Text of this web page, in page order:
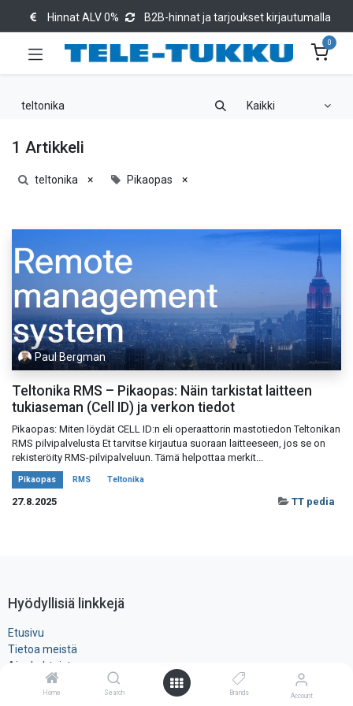
Home Search Brands Account
Hinnat ALV 0% B2B-hinnat ja tarjoukset kirjautumalla
0
Kaikki
1 Artikkeli
teltonika × Pikaopas ×
Paul Bergman
Teltonika RMS – Pikaopas: Näin tarkistat laitteen
tukiaseman (Cell ID) ja verkon tiedot
Pikaopas: Miten löydät CELL ID:n eli operaattorin mastotiedon Teltonikan
RMS pilvipalvelusta Et tarvitse kirjautua suoraan laitteeseen, jos se on
rekisteröity RMS-pilvipalveluun. Tämä helpottaa merkit...
Pikaopas RMS Teltonika
27.8.2025 TT pedia
Hyödyllisiä linkkejä
Etusivu
Tietoa meistä
Ajankohtaista
Myynti- ja toimitusehdot
Rekisteri- ja ​evästeseloste